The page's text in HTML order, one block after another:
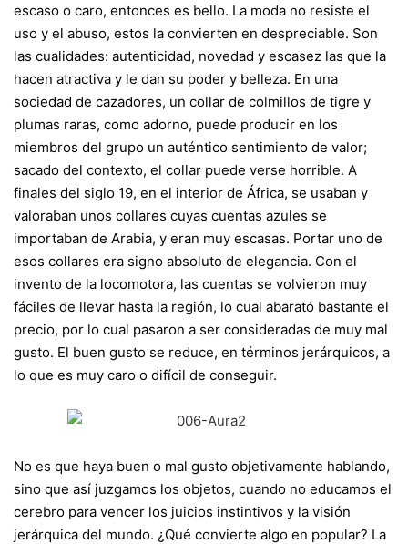
escaso o caro, entonces es bello. La moda no resiste el
uso y el abuso, estos la convierten en despreciable. Son
las cualidades: autenticidad, novedad y escasez las que la
hacen atractiva y le dan su poder y belleza. En una
sociedad de cazadores, un collar de colmillos de tigre y
plumas raras, como adorno, puede producir en los
miembros del grupo un auténtico sentimiento de valor;
sacado del contexto, el collar puede verse horrible. A
finales del siglo 19, en el interior de África, se usaban y
valoraban unos collares cuyas cuentas azules se
importaban de Arabia, y eran muy escasas. Portar uno de
esos collares era signo absoluto de elegancia. Con el
invento de la locomotora, las cuentas se volvieron muy
fáciles de llevar hasta la región, lo cual abarató bastante el
precio, por lo cual pasaron a ser consideradas de muy mal
gusto. El buen gusto se reduce, en términos jerárquicos, a
lo que es muy caro o difícil de conseguir.
No es que haya buen o mal gusto objetivamente hablando,
sino que así juzgamos los objetos, cuando no educamos el
cerebro para vencer los juicios instintivos y la visión
jerárquica del mundo. ¿Qué convierte algo en popular? La